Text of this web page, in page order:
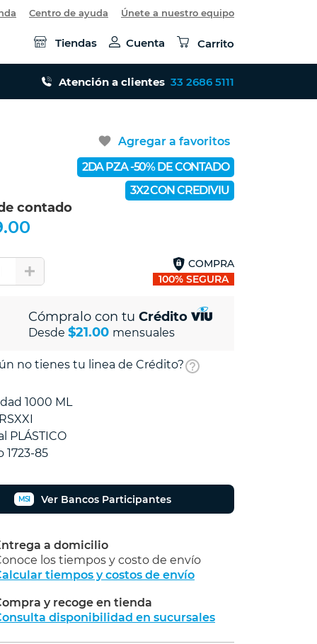
Centro de ayuda Únete a nuestro equipo
Tiendas Cuenta Carrito
Atención a clientes 33 2686 5111
favorite Agregar a favoritos
contado
2DA PZA -50% DE CONTADO
3X2 CON CREDIVIU
COMPRA
100% SEGURA
Cómpralo con tu Crédito
Desde $21.00 mensuales
no tienes tu linea de Crédito?
1000 ML
PLÁSTICO
1723-85
MSI Ver Bancos Participantes
a domicilio
los tiempos y costo de envío
tiempos y costos de envío
Calcular
y recoge en tienda
disponibilidad en sucursales